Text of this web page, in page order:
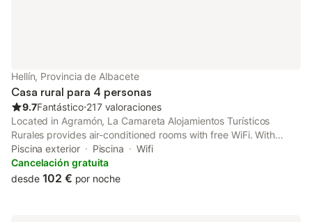
Hellín, Provincia de Albacete
Casa rural para 4 personas
9.7Fantástico⋅217 valoraciones
Located in Agramón, La Camareta Alojamientos Turísticos
Rurales provides air-conditioned rooms with free WiFi. With
garden views, this accommodation offers a balcony and a
swimming pool. The country house features family rooms.
Piscina exterior Piscina
Wifi
Cancelación gratuita
desde 102 € por noche